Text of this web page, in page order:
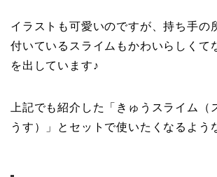
イラストも可愛いのですが、持ち手の
付いているスライムもかわいらしくて
を出しています♪
上記でも紹介した「きゅうスライム（
うす）」とセットで使いたくなるよう